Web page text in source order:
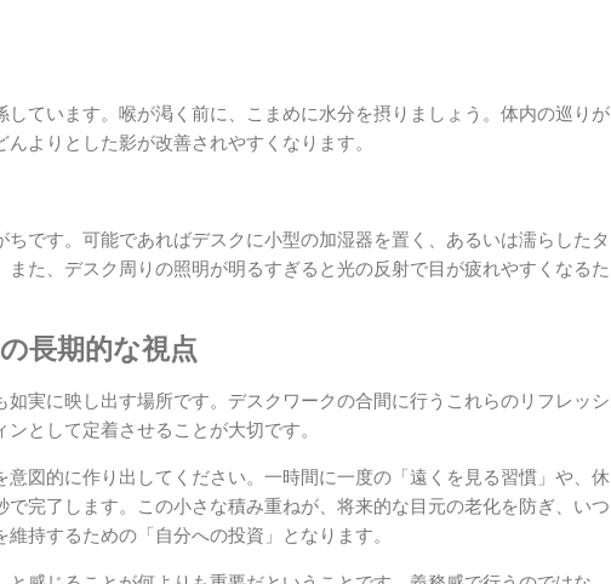
ています。喉が渇く前に、こまめに水分を摂りましょう。体内の巡りが
よりとした影が改善されやすくなります。
です。可能であればデスクに小型の加湿器を置く、あるいは濡らしたタ
た、デスク周りの照明が明るすぎると光の反射で目が疲れやすくなるた
長期的な視点
実に映し出す場所です。デスクワークの合間に行うこれらのリフレッシ
として定着させることが大切です。
図的に作り出してください。一時間に一度の「遠くを見る習慣」や、休
完了します。この小さな積み重ねが、将来的な目元の老化を防ぎ、いつ
持するための「自分への投資」となります。